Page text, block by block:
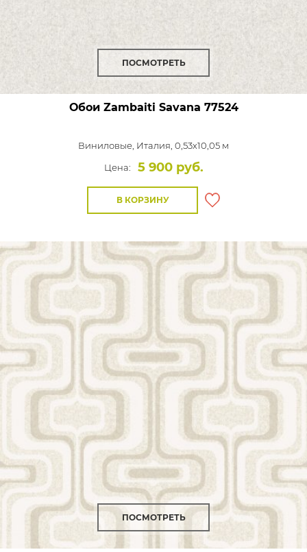
ПОСМОТРЕТЬ
Обои Zambaiti Savana 77524
Виниловые, Италия, 0,53x10,05 м
Цена:
5 900 руб.
В КОРЗИНУ
ПОСМОТРЕТЬ